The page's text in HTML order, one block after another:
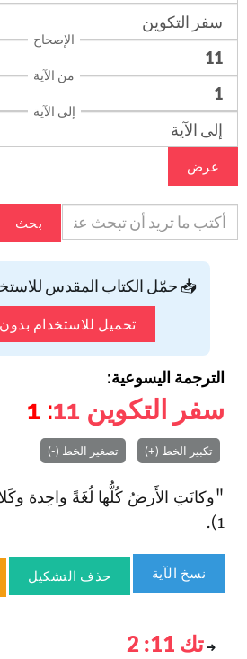
الإصحاح
من الآية
إلى الآية
عرض
بحث
📥 حمّل الكتاب المقدس
تحميل للاستخدام
الترجمة اليسوعية:
سفر التكوين 11
: 1
تكبير الخط (+) تصغير الخط (-)
1).
نسخ الآية حذف التشكيل
تك 11: 2